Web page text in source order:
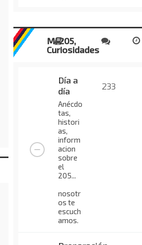
Mi 205,
Curiosidades
Día a
día
Anécdo
tas,
histori
as,
inform
acion
sobre
el
205...
nosotr
os te
escuch
amos.
233